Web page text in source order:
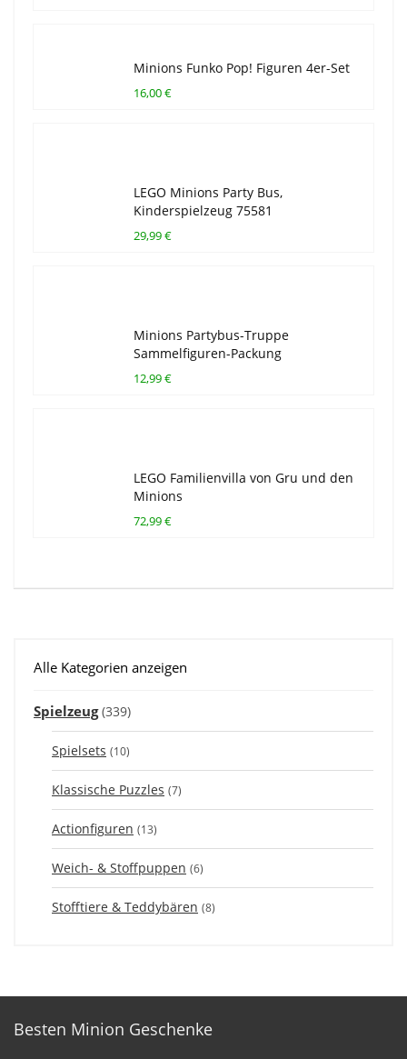
Minions Funko Pop! Figuren 4er-Set
16,00 €
LEGO Minions Party Bus,
Kinderspielzeug 75581
29,99 €
Minions Partybus-Truppe
Sammelfiguren-Packung
12,99 €
LEGO Familienvilla von Gru und den
Minions
72,99 €
Alle Kategorien anzeigen
Spielzeug (339)
Spielsets (10)
Klassische Puzzles (7)
Actionfiguren (13)
Weich- & Stoffpuppen (6)
Stofftiere & Teddybären (8)
Besten Minion Geschenke